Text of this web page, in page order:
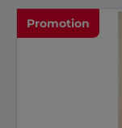
Promotion